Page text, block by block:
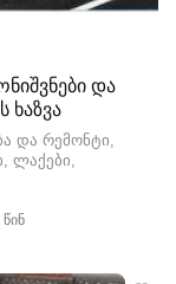
და
ხაზვა
და რემონტი,
ლაქები